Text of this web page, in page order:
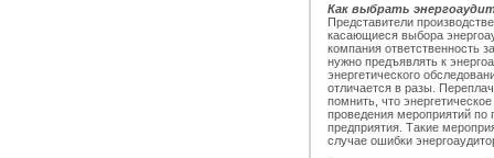
Как выбрать
Представители
касающиеся выбора
компания ответственность
нужно предъявлять к
энергетического
отличается в разы.
помнить, что
проведения мероприятий
предприятия. Такие
случае ошибки